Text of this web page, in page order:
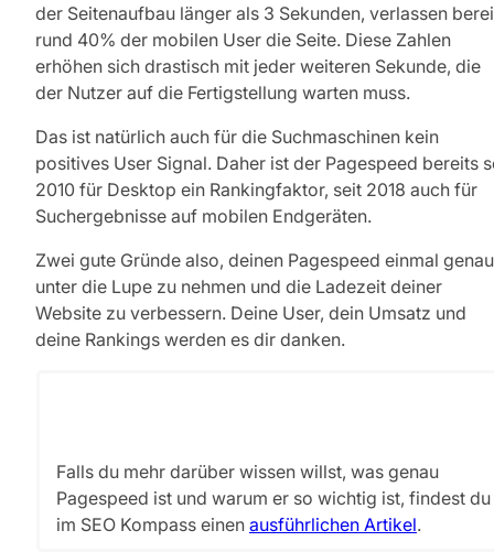
der Seitenaufbau länger als 3 Sekunden, verlassen
rund 40% der mobilen User die Seite. Diese Zahlen
erhöhen sich drastisch mit jeder weiteren Sekunde, die
der Nutzer auf die Fertigstellung warten muss.
Das ist natürlich auch für die Suchmaschinen kein
positives User Signal. Daher ist der Pagespeed bereits
2010 für Desktop ein Rankingfaktor, seit 2018 auch für
Suchergebnisse auf mobilen Endgeräten.
Zwei gute Gründe also, deinen Pagespeed einmal
unter die Lupe zu nehmen und die Ladezeit deiner
Website zu verbessern. Deine User, dein Umsatz und
deine Rankings werden es dir danken.
Falls du mehr darüber wissen willst, was genau
Pagespeed ist und warum er so wichtig ist, findest du
im SEO Kompass einen ausführlichen Artikel.